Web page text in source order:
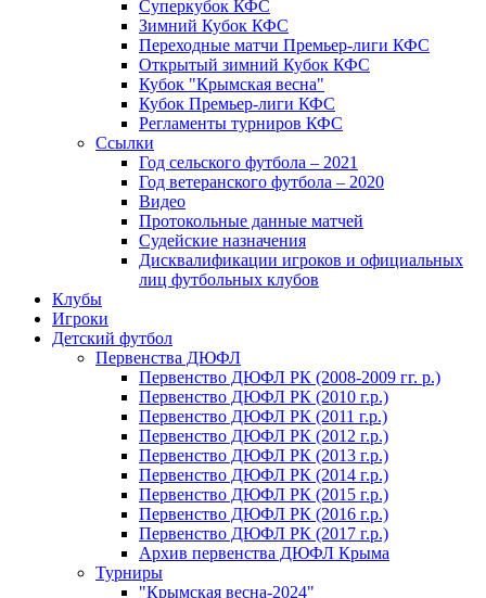
Суперкубок КФС
Зимний Кубок КФС
Переходные матчи Премьер-лиги КФС
Открытый зимний Кубок КФС
Кубок "Крымская весна"
Кубок Премьер-лиги КФС
Регламенты турниров КФС
Ссылки
Год сельского футбола – 2021
Год ветеранского футбола – 2020
Видео
Протокольные данные матчей
Судейские назначения
Дисквалификации игроков и официальных
лиц футбольных клубов
Клубы
Игроки
Детский футбол
Первенства ДЮФЛ
Первенство ДЮФЛ РК (2008-2009 гг. р.)
Первенство ДЮФЛ РК (2010 г.р.)
Первенство ДЮФЛ РК (2011 г.р.)
Первенство ДЮФЛ РК (2012 г.р.)
Первенство ДЮФЛ РК (2013 г.р.)
Первенство ДЮФЛ РК (2014 г.р.)
Первенство ДЮФЛ РК (2015 г.р.)
Первенство ДЮФЛ РК (2016 г.р.)
Первенство ДЮФЛ РК (2017 г.р.)
Архив первенства ДЮФЛ Крыма
Турниры
"Крымская весна-2024"